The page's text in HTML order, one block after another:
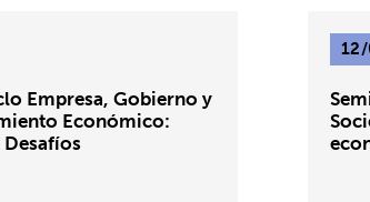
Empresa, Gobierno y
Económico: